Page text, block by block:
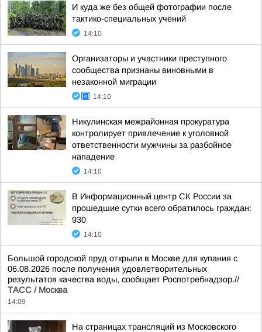
И куда же без общей фотографии после
тактико-специальных учений
14:10
Организаторы и участники преступного
сообщества признаны виновными в
незаконной миграции
14:10
Никулинская межрайонная прокуратура
контролирует привлечение к уголовной
ответственности мужчины за разбойное
нападение
14:10
В Информационный центр СК России за
прошедшие сутки всего обратилось граждан:
930
14:10
Большой городской пруд открыли в Москве для купания с
06.08.2026 после получения удовлетворительных
результатов качества воды, сообщает Роспотребнадзор.//
ТАСС / Москва
14:09
На страницах трансляций из Московского